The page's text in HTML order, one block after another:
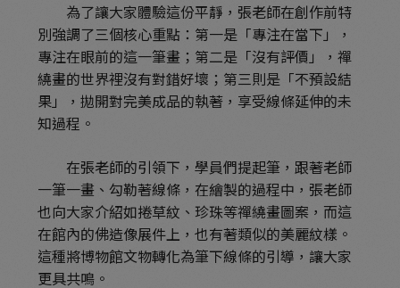
為了讓大家體驗這份平靜，張老師在創作前特
別強調了三個核心重點：第一是「專注在當下」，
專注在眼前的這一筆畫；第二是「沒有評價」，禪
繞畫的世界裡沒有對錯好壞；第三則是「不預設結
果」，拋開對完美成品的執著，享受線條延伸的未
知過程。
在張老師的引領下，學員們提起筆，跟著老師
一筆一畫、勾勒著線條，在繪製的過程中，張老師
也向大家介紹如捲草紋、珍珠等禪繞畫圖案，而這
在館內的佛造像展件上，也有著類似的美麗紋樣。
這種將博物館文物轉化為筆下線條的引導，讓大家
更具共鳴。